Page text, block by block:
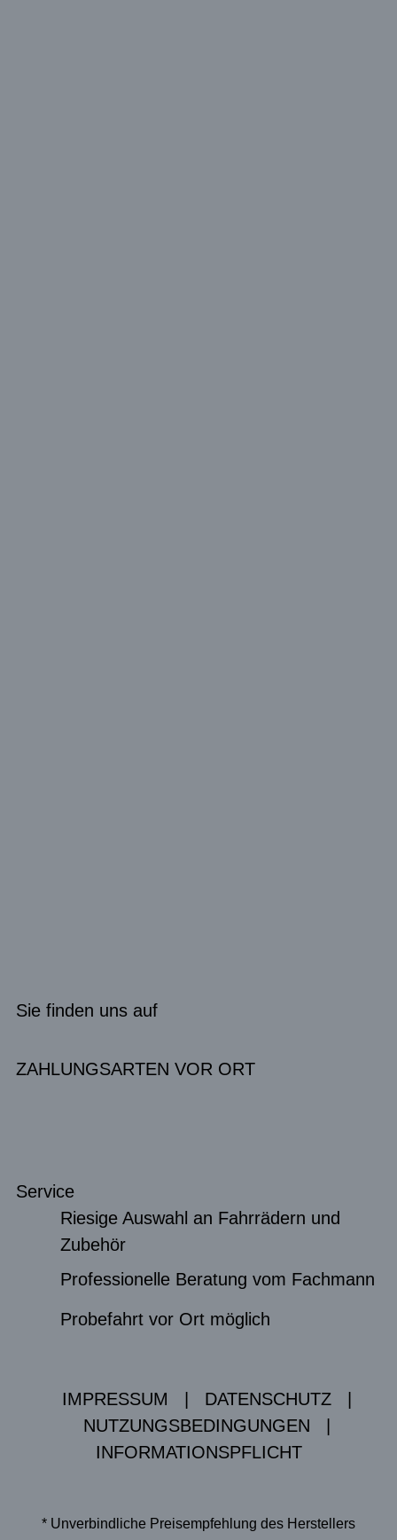
Sie finden uns auf
ZAHLUNGSARTEN VOR ORT
Service
Riesige Auswahl an Fahrrädern und
Zubehör
Professionelle Beratung vom Fachmann
Probefahrt vor Ort möglich
IMPRESSUM DATENSCHUTZ
NUTZUNGSBEDINGUNGEN
INFORMATIONSPFLICHT
* Unverbindliche Preisempfehlung des Herstellers